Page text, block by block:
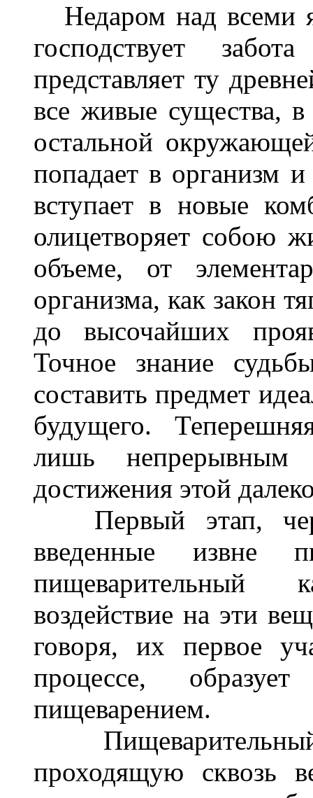
Недаром над всеми
господствует
представляет ту
все живые существа,
остальной
попадает в организм и
вступает в новые
олицетворяет собою
объеме, от
организма, как закон
до высочайших
Точное знание
составить предмет
будущего.
лишь непрерывным
достижения этой
Первый этап,
введенные извне
пищеварительный
воздействие на эти
говоря, их первое
процессе,
пищеварением.
Пищеварительный
проходящую сквозь